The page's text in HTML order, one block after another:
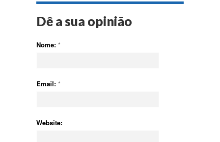
Dê a sua opinião
Nome: *
Email: *
Website: